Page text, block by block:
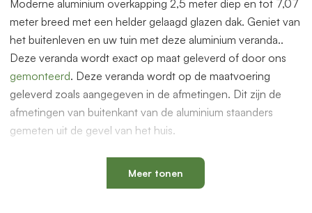
Moderne aluminium overkapping 2,5 meter diep en tot 7,07
meter breed met een helder gelaagd glazen dak. Geniet van
het buitenleven en uw tuin met deze aluminium veranda..
Deze veranda wordt exact op maat geleverd of door ons
gemonteerd. Deze veranda wordt op de maatvoering
geleverd zoals aangegeven in de afmetingen. Dit zijn de
afmetingen van buitenkant van de aluminium staanders
gemeten uit de gevel van het huis.
De overkapping is ook geschikt voor glazen schuifwanden
om een prachtige serre te maken. Dit en andere accessoires
vindt je bij de gerelateerde producten hieronder op deze
Meer tonen